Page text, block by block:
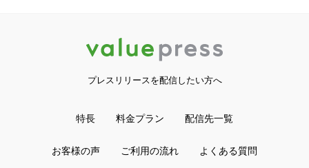
プレスリリースを配信したい方へ
特長 料金プラン 配信先一覧
お客様の声 ご利用の流れ よくある質問